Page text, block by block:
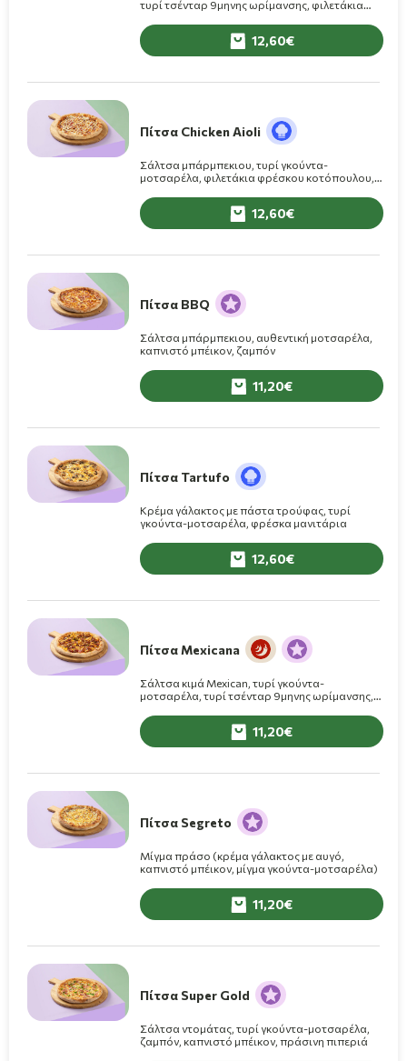
τυρί τσένταρ 9μηνης ωρίμανσης, φιλετάκια
κρεμμύδι
12,60
Πίτσα Chicken Aioli
Σάλτσα μπάρμπεκιου, τυρί γκούντα-
μοτσαρέλα, φιλετάκια φρέσκου κοτόπουλου,
12,60
Πίτσα BBQ
Σάλτσα μπάρμπεκιου, αυθεντική μοτσαρέλα,
καπνιστό μπέικον, ζαμπόν
11,20
Πίτσα Tartufo
Κρέμα γάλακτος με πάστα τρούφας, τυρί
γκούντα-μοτσαρέλα, φρέσκα μανιτάρια
12,60
Πίτσα Mexicana
Σάλτσα κιμά Mexican, τυρί γκούντα-
μοτσαρέλα, τυρί τσένταρ 9μηνης ωρίμανσης,
cheese, σος BBQ
11,20
Πίτσα Segreto
Μίγμα πράσο (κρέμα γάλακτος με αυγό,
καπνιστό μπέικον, μίγμα γκούντα-μοτσαρέλα)
11,20
Πίτσα Super Gold
Σάλτσα ντομάτας, τυρί γκούντα-μοτσαρέλα,
ζαμπόν, καπνιστό μπέικον, πράσινη πιπεριά